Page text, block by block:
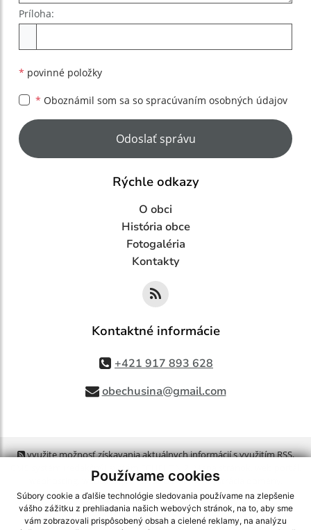
Používame cookies
Súbory cookie a ďalšie technológie sledovania používame na zlepšenie
vášho zážitku z prehliadania našich webových stránok, na to, aby sme
vám zobrazovali prispôsobený obsah a cielené reklamy, na analýzu
Príloha:
* povinné položky
* Oboznámil som sa so spracúvaním osobných údajov
Google reCaptcha Response
Odoslať správu
Rýchle odkazy
O obci
História obce
Fotogaléria
Kontakty
Kontaktné informácie
+421 917 893 628
obechusina@gmail.com
využite možnosť získavania aktuálnych informácií s využitím RSS,
CMS systém (redakčný) systém ECHELON 2, Mapa stránok
webex.digital, s.r.o.,domény,registrácia domény
spoločnosť webex.digital, s.r.o.,technický prevádzkovateľ
Posledná aktualizácia:06.08.2026